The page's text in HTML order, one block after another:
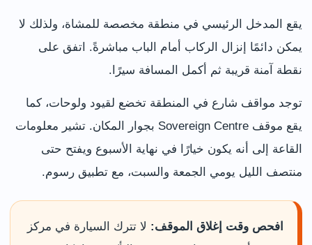
يقع المدخل الرئيسي في منطقة مخصصة للمشاة، ولذلك لا
يمكن دائمًا إنزال الركاب أمام الباب مباشرةً. اتفق على
نقطة آمنة قريبة ثم أكمل المسافة سيرًا.
توجد مواقف شارع في المنطقة تخضع لقيود ولوحات، كما
يقع موقف Sovereign Centre بجوار المكان. تشير معلومات
القاعة إلى أنه يكون خيارًا في نهاية الأسبوع ويفتح حتى
منتصف الليل يومي الجمعة والسبت، مع تطبيق رسوم.
افحص وقت إغلاق الموقف: لا تترك السيارة في مركز